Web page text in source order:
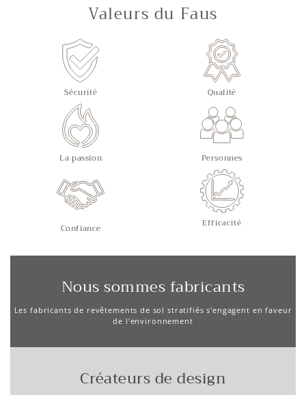
Valeurs du Faus
Sécurité Qualité
La passion Personnes
Confiance Efficacité
Nous sommes fabricants
Les fabricants de revêtements de sol stratifiés s'engagent en faveur
de l'environnement
Créateurs de design